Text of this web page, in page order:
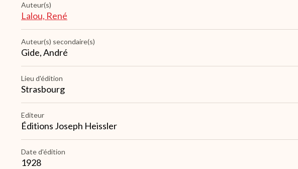
Auteur(s)
Lalou, René
Auteur(s) secondaire(s)
Gide, André
Lieu d'édition
Strasbourg
Editeur
Éditions Joseph Heissler
Date d'édition
1928